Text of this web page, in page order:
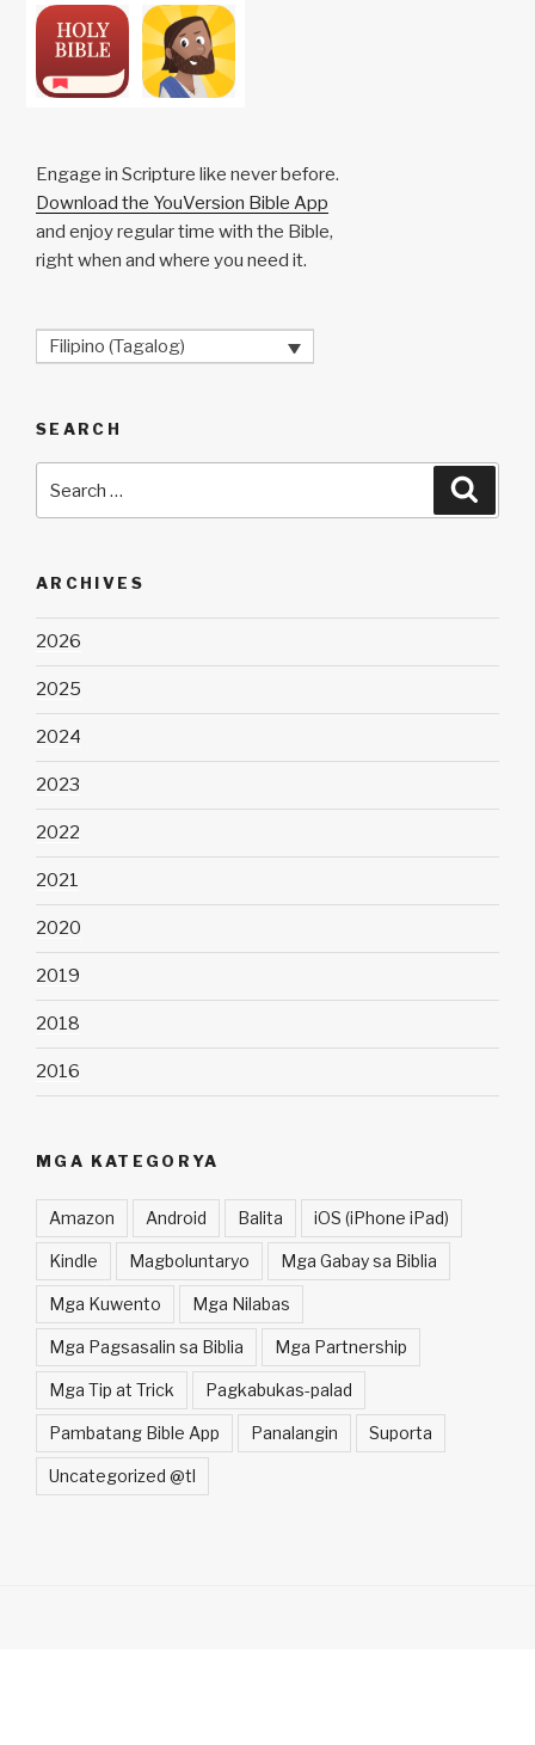
Engage in Scripture like never before.
Download the YouVersion Bible App
and enjoy regular time with the Bible,
right when and where you need it.
Filipino (Tagalog)
SEARCH
ARCHIVES
2026
2025
2024
2023
2022
2021
2020
2019
2018
2016
MGA KATEGORYA
Amazon Android Balita iOS (iPhone iPad)
Kindle Magboluntaryo Mga Gabay sa Biblia
Mga Kuwento Mga Nilabas
Mga Pagsasalin sa Biblia Mga Partnership
Mga Tip at Trick Pagkabukas-palad
Pambatang Bible App Panalangin Suporta
Uncategorized @tl